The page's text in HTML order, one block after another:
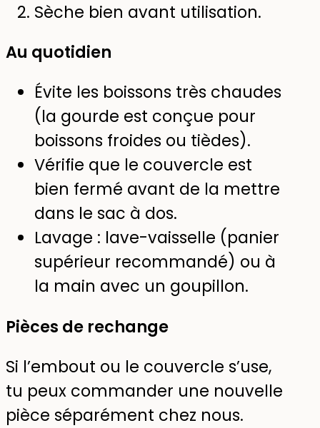
Sèche bien avant utilisation.
Au quotidien
Évite les boissons très chaudes
(la gourde est conçue pour
boissons froides ou tièdes).
Vérifie que le couvercle est
bien fermé avant de la mettre
dans le sac à dos.
Lavage : lave-vaisselle (panier
supérieur recommandé) ou à
la main avec un goupillon.
Pièces de rechange
Si l’embout ou le couvercle s’use,
tu peux commander une nouvelle
pièce séparément chez nous.